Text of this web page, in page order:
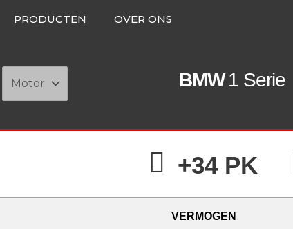
PRODUCTEN OVER ONS
BMW 1 Serie
+34 PK
VERMOGEN